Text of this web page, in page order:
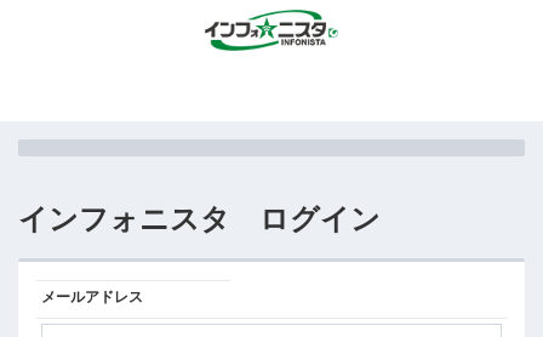
インフォニスタ ログイン
メールアドレス